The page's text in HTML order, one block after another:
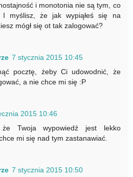
i monotonia nie są tym, co
I myślisz, że jak wypiąłeś się na
mógł się ot tak zalogować?
7 stycznia 2015 10:45
pocztę, żeby Ci udowodnić, że
a nie chce mi się :P
2015 10:46
Twoja wypowiedź jest lekko
mi się nad tym zastanawiać.
7 stycznia 2015 10:50